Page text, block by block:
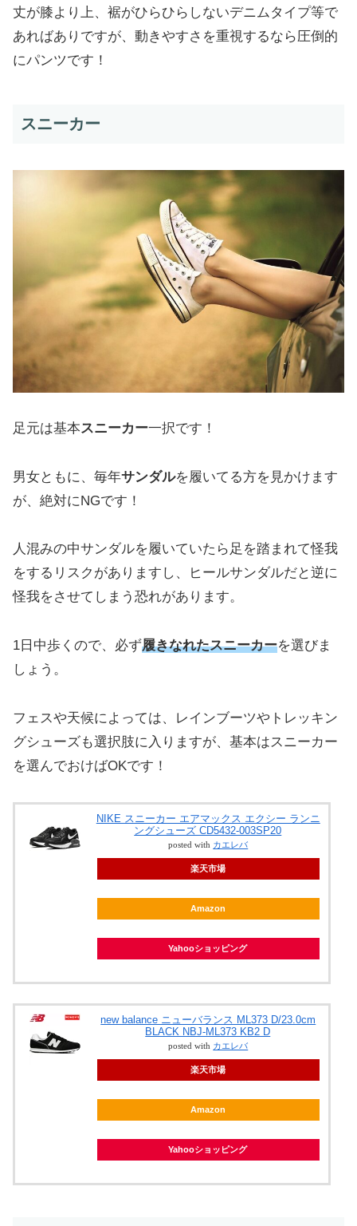
丈が膝より上、裾がひらひらしないデニムタイプ等で
あればありですが、動きやすさを重視するなら圧倒的
にパンツです！
スニーカー
足元は基本スニーカー一択です！
男女ともに、毎年サンダルを履いてる方を見かけます
が、絶対にNGです！
人混みの中サンダルを履いていたら足を踏まれて怪我
をするリスクがありますし、ヒールサンダルだと逆に
怪我をさせてしまう恐れがあります。
1日中歩くので、必ず履きなれたスニーカーを選びま
しょう。
フェスや天候によっては、レインブーツやトレッキン
グシューズも選択肢に入りますが、基本はスニーカー
を選んでおけばOKです！
NIKE スニーカー エアマックス エクシー ランニ
ングシューズ CD5432-003SP20
posted with カエレバ
楽天市場
Amazon
Yahooショッピング
new balance ニューバランス ML373 D/23.0cm
BLACK NBJ-ML373 KB2 D
posted with カエレバ
楽天市場
Amazon
Yahooショッピング